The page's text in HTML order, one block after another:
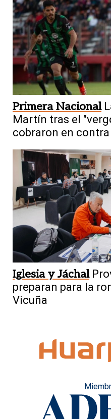
Primera Nacional
Martín tras el
cobraron en contra
Iglesia y Jáchal
preparan para la
Vicuña